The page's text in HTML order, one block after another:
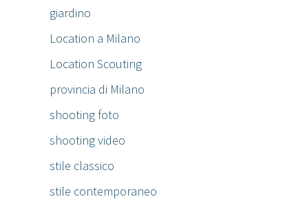
giardino
Location a Milano
Location Scouting
provincia di Milano
shooting foto
shooting video
stile classico
stile contemporaneo